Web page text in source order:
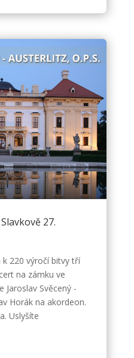
27.
220 výročí bitvy tří
na zámku ve
Jaroslav Svěcený -
Horák na akordeon.
Uslyšíte